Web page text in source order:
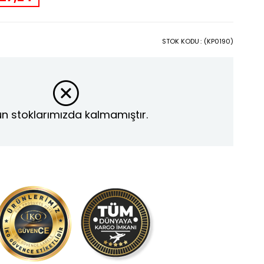
STOK KODU (KP0190)
stoklarımızda kalmamıştır.